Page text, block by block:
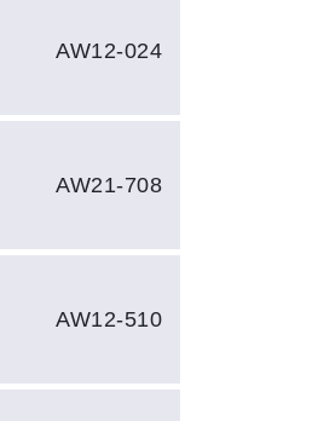
AW12-024
AW21-708
AW12-510